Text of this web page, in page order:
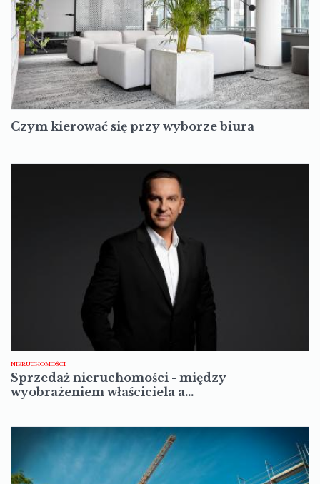
Czym kierować się przy wyborze biura
NIERUCHOMOŚCI
Sprzedaż nieruchomości - między
wyobrażeniem właściciela a…